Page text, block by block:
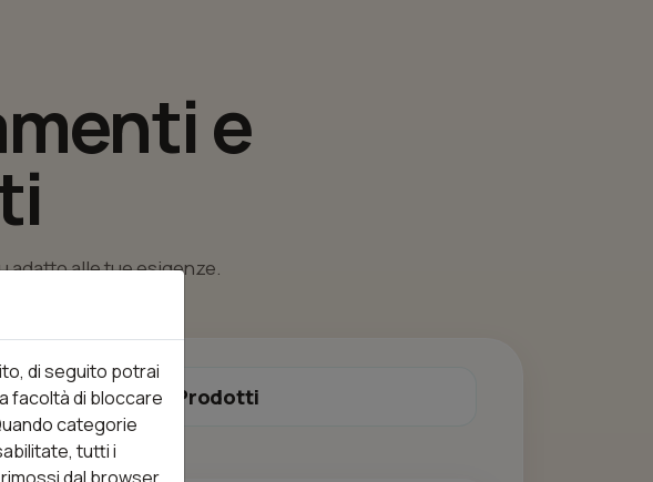
e
adatto alle tue esigenze.
Prodotti
di seguito potrai
facoltà di bloccare
categorie
tutti i